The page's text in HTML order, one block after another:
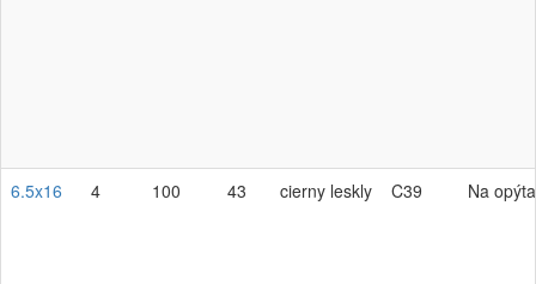
6.5x16 4 100 43 cierny leskly C39 Na